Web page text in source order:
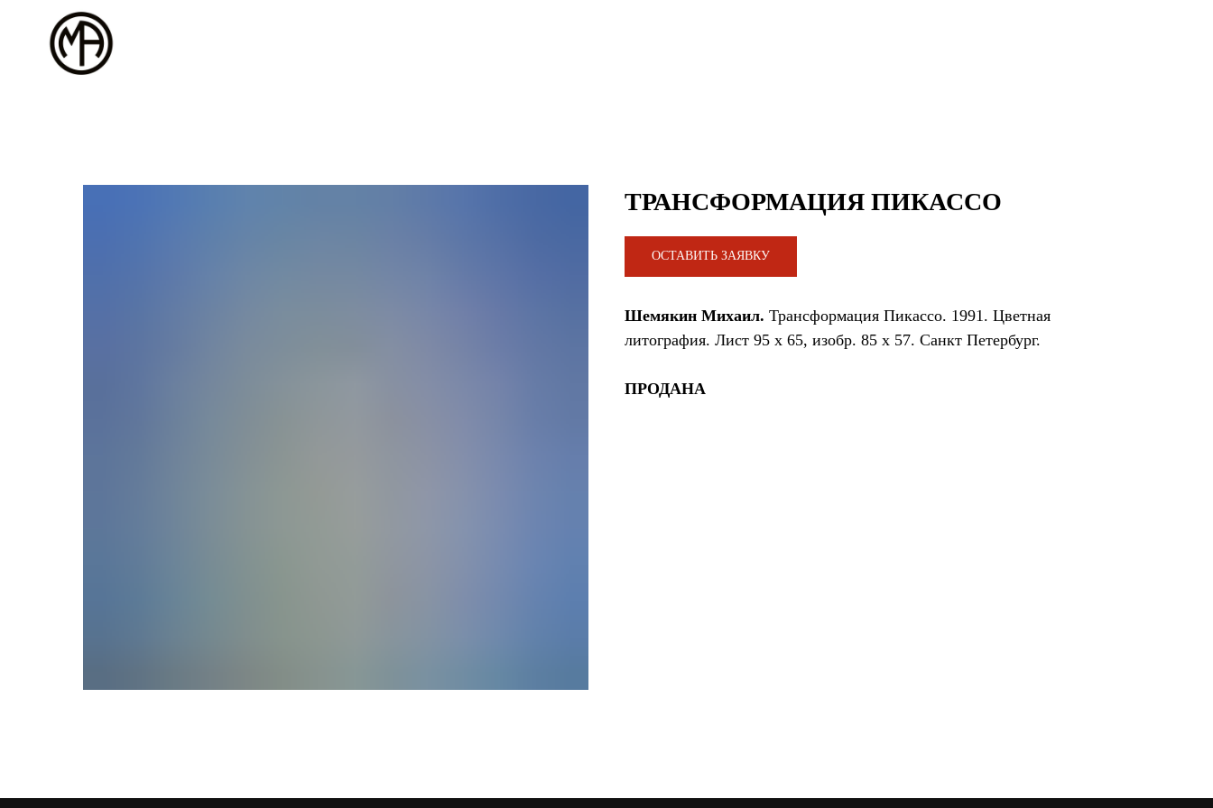
ТРАНСФОРМАЦИЯ ПИКАССО
ОСТАВИТЬ ЗАЯВКУ
Шемякин Михаил. Трансформация Пикассо. 1991. Цветная
литография. Лист 95 х 65, изобр. 85 х 57. Санкт Петербург.
ПРОДАНА